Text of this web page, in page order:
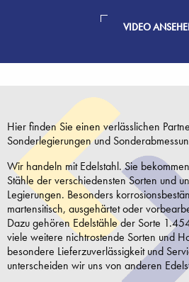
VIDEO
Hier finden Sie einen verlässlichen
Sonderlegierungen und
Wir handeln mit Edelstahl. Sie
Stähle der verschiedensten Sorten und
Legierungen. Besonders
martensitisch, ausgehärtet oder
Dazu gehören Edelstähle der Sorte
viele weitere nichtrostende Sorten und
besondere Lieferzuverlässigkeit und
unterscheiden wir uns von anderen